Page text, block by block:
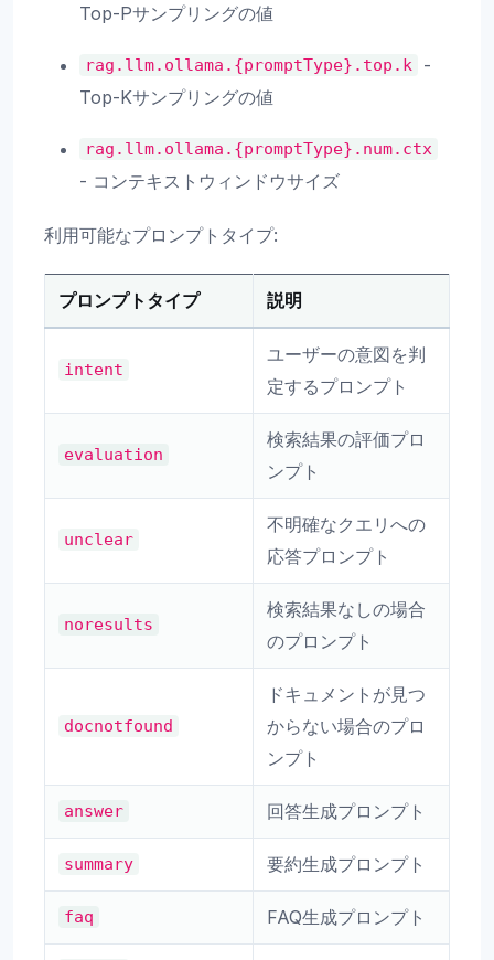
Top-Pサンプリングの値
rag.llm.ollama.{promptType}.top.k
-
Top-Kサンプリングの値
rag.llm.ollama.{promptType}.num.ctx
- コンテキストウィンドウサイズ
利用可能なプロンプトタイプ:
プロンプトタイプ 説明
intent
ユーザーの意図を判
定するプロンプト
evaluation
検索結果の評価プロ
ンプト
unclear
不明確なクエリへの
応答プロンプト
noresults
検索結果なしの場合
のプロンプト
docnotfound
ドキュメントが見つ
からない場合のプロ
ンプト
answer 回答生成プロンプト
summary 要約生成プロンプト
faq FAQ生成プロンプト